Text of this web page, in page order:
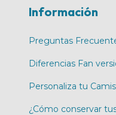
Información
Preguntas
Diferencias Fan
Personaliza tu
¿Cómo conservar